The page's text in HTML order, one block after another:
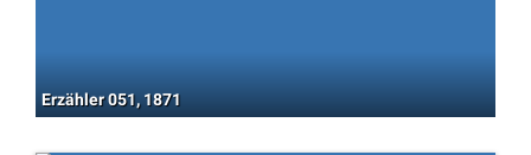
Erzähler 051, 1871